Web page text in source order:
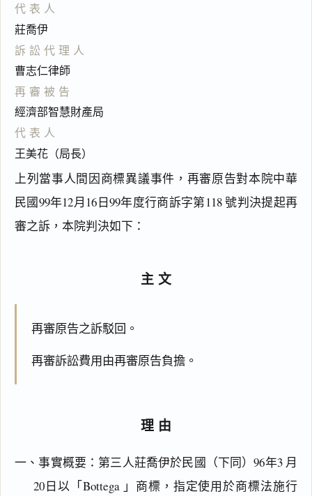
代表人
莊喬伊
訴訟代理人
曹志仁律師
再審被告
經濟部智慧財產局
代表人
王美花（局長）
上列當事人間因商標異議事件，再審原告對本院中華
民國99年12月16日99年度行商訴字第118 號判決提起再
審之訴，本院判決如下：
主文
再審原告之訴駁回。
再審訴訟費用由再審原告負擔。
理由
一、事實概要：第三人莊喬伊於民國（下同）96年3 月
20日以「Bottega 」商標，指定使用於商標法施行